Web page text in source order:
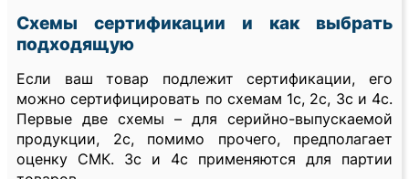
Схемы сертификации и как выбрать
подходящую
Если ваш товар подлежит сертификации, его
можно сертифицировать по схемам 1с, 2с, 3с и 4с.
Первые две схемы – для серийно-выпускаемой
продукции, 2с, помимо прочего, предполагает
оценку СМК. 3с и 4с применяются для партии